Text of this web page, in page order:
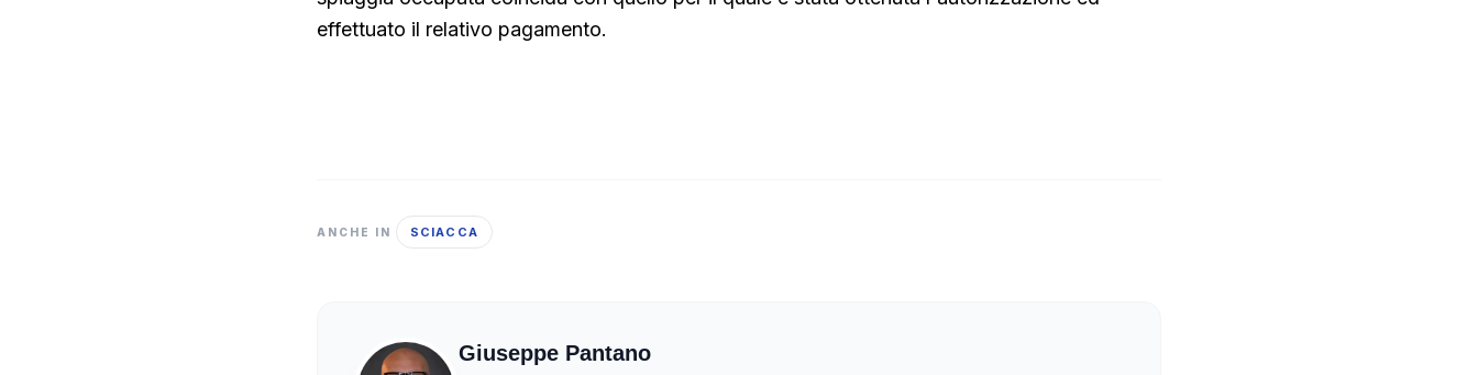
effettuato il relativo pagamento.
ANCHE IN SCIACCA
Giuseppe Pantano